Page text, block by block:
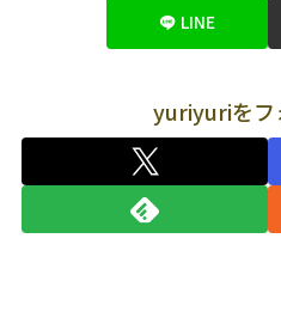
LINE
yuriyuriをフ